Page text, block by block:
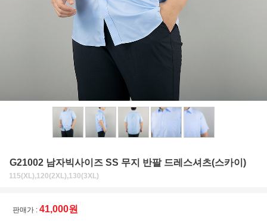
G21002 남자빅사이즈 SS 무지 반팔 드레스셔츠(스카이)
115(XL),120(2XL),130(3XL)
판매가 : 41,000원